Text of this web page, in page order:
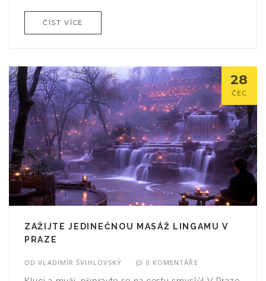
podíváte z jiného úhlu, přijde vám to jak z jiné
byste měli zvážit návštěvu Prahy.
ČÍST VÍCE
28
ČEC
ZAŽIJTE JEDINEČNOU MASÁŽ LINGAMU V
PRAZE
ODVLADIMÍR ŠVIHLOVSKÝ 0 KOMENTÁŘE